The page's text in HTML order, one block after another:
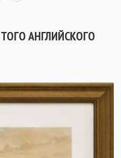
АНГЛИЙСКОГО